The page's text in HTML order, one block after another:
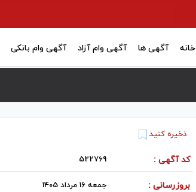
خانه آگهی ها آگهی وام آزاد آگهی وام بانکی
ذخیره کنید
کد آگهی : 522769
بروزرسانی : جمعه 16 مرداد 1405